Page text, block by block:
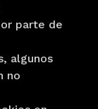
parte de
algunos
no